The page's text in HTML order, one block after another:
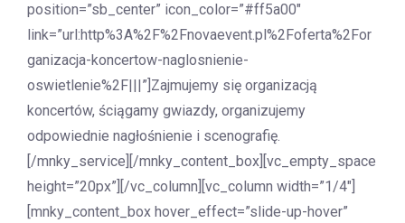
position=”sb_center” icon_color=”#ff5a00″
link=”url:http%3A%2F%2Fnovaevent.pl%2Foferta%2For
ganizacja-koncertow-naglosnienie-
oswietlenie%2F|||”]Zajmujemy się organizacją
koncertów, ściągamy gwiazdy, organizujemy
odpowiednie nagłośnienie i scenografię.
[/mnky_service][/mnky_content_box][vc_empty_space
height=”20px”][/vc_column][vc_column width=”1/4″]
[mnky_content_box hover_effect=”slide-up-hover”